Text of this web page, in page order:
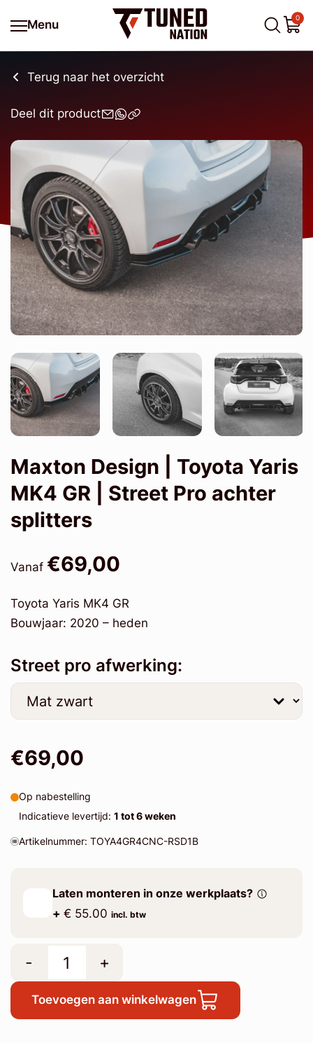
Menu
0
Terug naar het overzicht
Deel dit product
Maxton Design | Toyota Yaris
MK4 GR | Street Pro achter
splitters
Vanaf €69,00
Toyota Yaris MK4 GR
Bouwjaar: 2020 – heden
Street pro afwerking:
€69,00
Op nabestelling
Indicatieve levertijd: 1 tot 6 weken
Artikelnummer: TOYA4GR4CNC-RSD1B
Laten monteren in onze werkplaats?
+ € 55.00 incl. btw
- +
Toevoegen aan winkelwagen